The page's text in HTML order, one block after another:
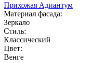
Прихожая Адиантум
Материал фасада:
Зеркало
Стиль:
Классический
Цвет:
Венге